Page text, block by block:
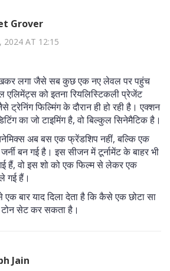
Grover
2024 AT 12:15
लगा जैसे सब कुछ एक नए लेवल पर पहुंच
को इतना रियलिस्टिकली प्रेजेंट
ट्रेनिंग फिल्मिंग के दौरान ही हो रही है। एक्शन
का जो टाइमिंग है, वो बिल्कुल सिनेमैटिक है।
अब बस एक फ्रेंडशिप नहीं, बल्कि एक
बन गई है। इस सीजन में टूर्नामेंट के बाहर भी
हैं, वो इस शो को एक फिल्म से लेकर एक
गई हैं।
एक बार याद दिला देता है कि कैसे एक छोटा सा
टोन सेट कर सकता है।
Jain